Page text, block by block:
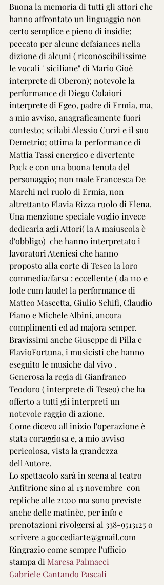
Buona la memoria di tutti gli attori che
hanno affrontato un linguaggio non
certo semplice e pieno di insidie;
peccato per alcune defaiances nella
dizione di alcuni ( riconoscibilissime
le vocali " siciliane" di Mario Gioè
interprete di Oberon); notevole la
performance di Diego Colaiori
interprete di Egeo, padre di Ermia, ma,
a mio avviso, anagraficamente fuori
contesto; scilabi Alessio Curzi e il suo
Demetrio; ottima la performance di
Mattia Tassi energico e divertente
Puck e con una buona tenuta del
personaggio; non male Francesca De
Marchi nel ruolo di Ermia, non
altrettanto Flavia Rizza ruolo di Elena.
Una menzione speciale voglio invece
dedicarla agli Attori( la A maiuscola è
d'obbligo)  che hanno interpretato i
lavoratori Ateniesi che hanno
proposto alla corte di Teseo la loro
commedia/farsa : eccellente ( da 110 e
lode cum laude) la performance di
Matteo Mascetta, Giulio Schifi, Claudio
Piano e Michele Albini, ancora
complimenti ed ad majora semper.
Bravissimi anche Giuseppe di Pilla e
FlavioFortuna, i musicisti che hanno
eseguito le musiche dal vivo .
Generosa la regia di Gianfranco
Teodoro ( interprete di Teseo) che ha
offerto a tutti gli interpreti un
notevole raggio di azione.
Come dicevo all'inizio l'operazione è
stata coraggiosa e, a mio avviso
pericolosa, vista la grandezza
dell'Autore.
Lo spettacolo sarà in scena al teatro
Anfitrione sino al 13 novembre  con
repliche alle 21:00 ma sono previste
anche delle matinèe, per info e
prenotazioni rivolgersi al 338-9513125 o
scrivere a goccediarte@gmail.com
Ringrazio come sempre l'ufficio
stampa di Maresa Palmacci
Gabriele Cantando Pascali